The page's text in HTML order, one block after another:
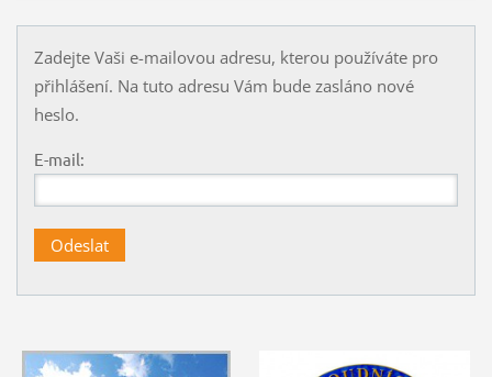
Zadejte Vaši e-mailovou adresu, kterou používáte pro
přihlášení. Na tuto adresu Vám bude zasláno nové
heslo.
E-mail: